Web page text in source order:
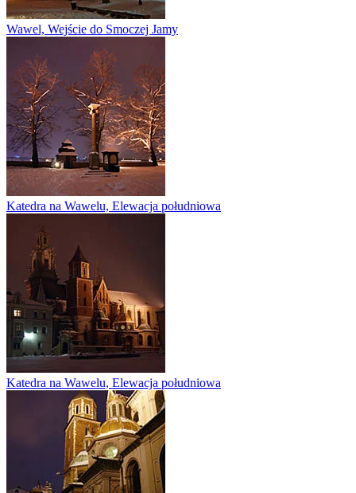
Wawel, Wejście do Smoczej Jamy
Katedra na Wawelu, Elewacja południowa
Katedra na Wawelu, Elewacja południowa